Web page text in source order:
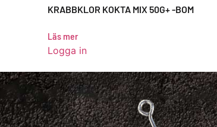
KRABBKLOR KOKTA MIX 50G+ -BOM
Läs mer
Logga in